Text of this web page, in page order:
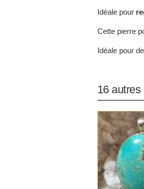
Idéale pour
Cette pierre
Idéale pour
16